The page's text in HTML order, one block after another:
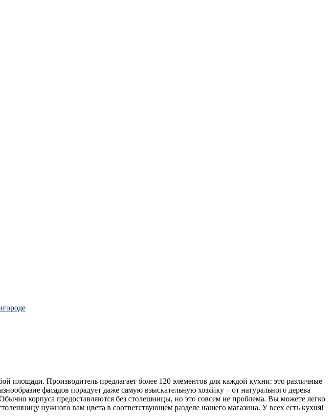
площади. Производитель предлагает более 120 элементов для каждой кухни: это различные
фасадов порадует даже самую взыскательную хозяйку – от натурального дерева
корпуса предоставляются без столешницы, но это совсем не проблема. Вы можете легко
нужного вам цвета в соответствующем разделе нашего магазина. У всех есть кухня!